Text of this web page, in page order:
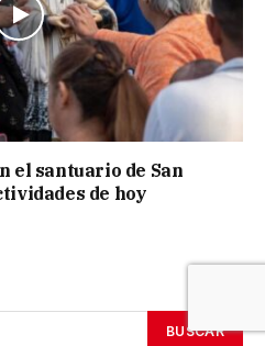
el santuario de San
de hoy